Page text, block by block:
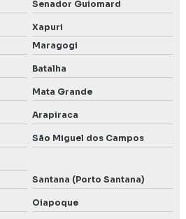
Senador Guiomard
Xapuri
Maragogi
Batalha
Mata Grande
Arapiraca
São Miguel dos Campos
Santana (Porto Santana)
Oiapoque